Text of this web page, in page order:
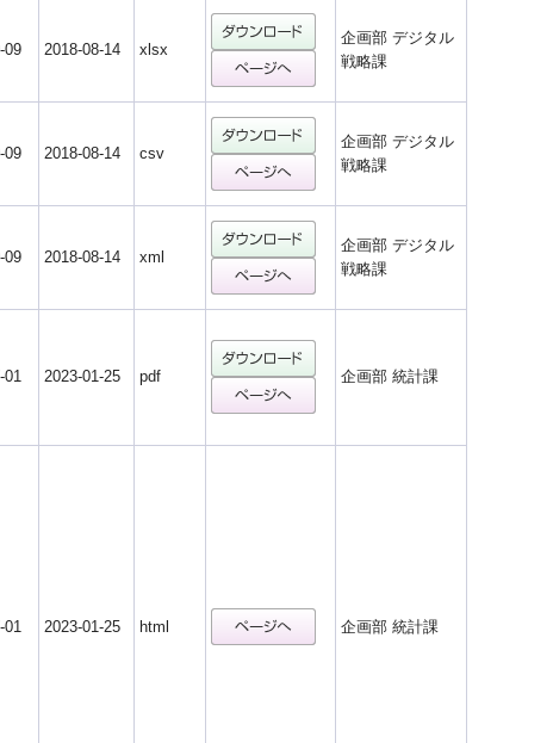
09 2018-08-14 xlsx
企画部 デジタル
戦略課
09 2018-08-14 csv
企画部 デジタル
戦略課
09 2018-08-14 xml
企画部 デジタル
戦略課
2023-01-25 pdf 企画部 統計課
2023-01-25 html 企画部 統計課